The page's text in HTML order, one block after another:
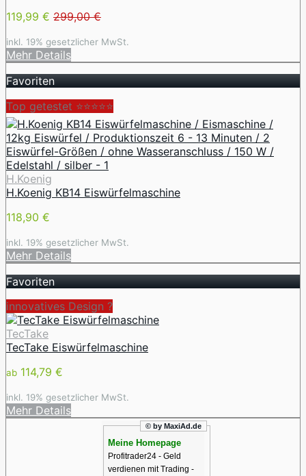
119,99 € 299,00 €
inkl. 19% gesetzlicher MwSt.
Mehr Details
Favoriten
Top getestet ⭐⭐⭐⭐⭐
H.Koenig
H.Koenig KB14 Eiswürfelmaschine
118,90 €
inkl. 19% gesetzlicher MwSt.
Mehr Details
Favoriten
innovatives Design ️?
TecTake
TecTake Eiswürfelmaschine
ab 114,79 €
inkl. 19% gesetzlicher MwSt.
Mehr Details
© by MaxiAd.de
Meine Homepage
Profitrader24 - Geld
verdienen mit Trading -